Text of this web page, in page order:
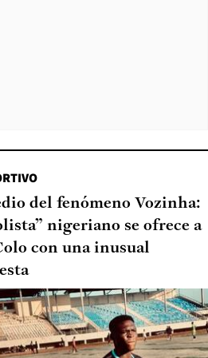
del fenómeno Vozinha:
nigeriano se ofrece a
con una inusual